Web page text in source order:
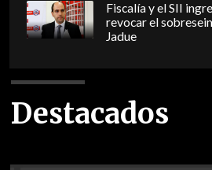
Fiscalía y el SII
revocar el
Jadue
Destacados